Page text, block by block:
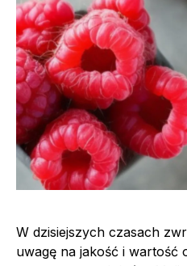
W dzisiejszych czasach
uwagę na jakość i wartość